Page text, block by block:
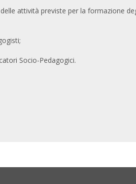
attività previste per la formazione
Socio-Pedagogici.